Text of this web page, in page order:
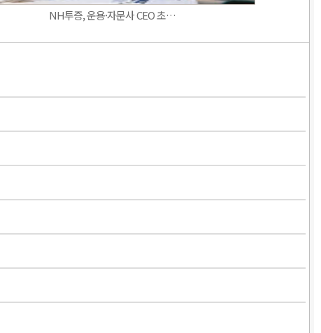
NH투증, 운용·자문사 CEO 초…